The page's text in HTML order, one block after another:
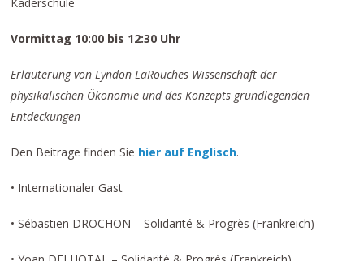
Vormittag 10:00 bis 12:30 Uhr
Erläuterung von Lyndon LaRouches Wissenschaft der
physikalischen Ökonomie und des Konzepts grundlegenden
Entdeckungen
Den Beitrage finden Sie hier auf Englisch.
• Internationaler Gast
• Sébastien DROCHON – Solidarité & Progrès (Frankreich)